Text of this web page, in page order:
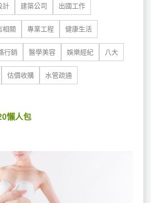
計 建築公司 出國工作
相關 專業工程 健康生活
行銷 醫學美容 娛樂經紀 八大
估價收購 水管疏通
懶人包